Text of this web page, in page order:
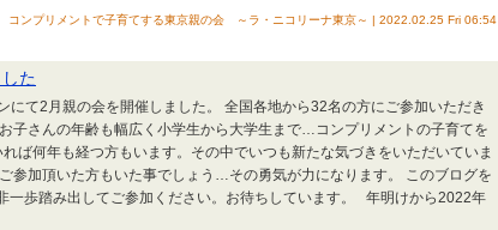
コンプリメントで子育てする東京親の会 ～ラ・ニコリーナ東京～ | 2022.02.25 Fri 06:54
た
にて2月親の会を開催しました。 全国各地から32名の方にご参加いただき
子さんの年齢も幅広く小学生から大学生まで…コンプリメントの子育てを
ば何年も経つ方もいます。その中でいつも新たな気づきをいただいていま
参加頂いた方もいた事でしょう…その勇気が力になります。 このブログを
一歩踏み出してご参加ください。お待ちしています。 年明けから2022年